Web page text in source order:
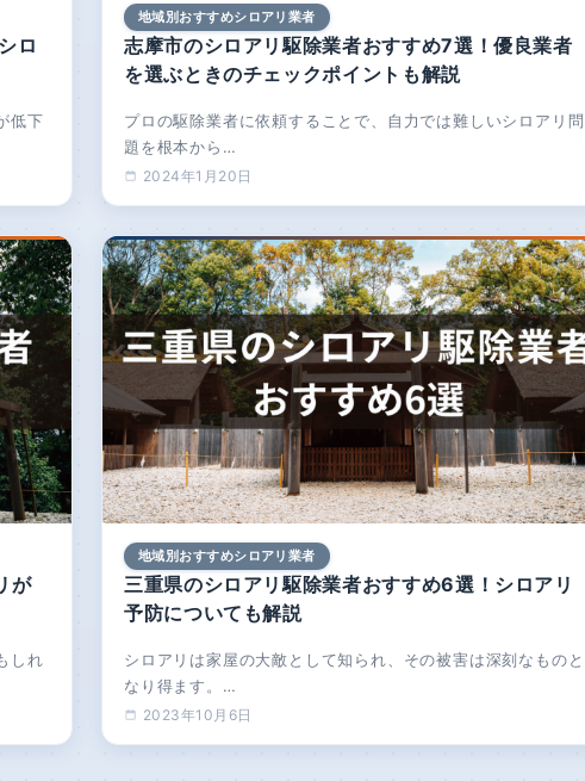
ロ
低下
地域別おすすめシロアリ業者
志摩市のシロアリ駆除業者おすすめ7選！優良業者
を選ぶときのチェックポイントも解説
プロの駆除業者に依頼することで、自力では難しいシロアリ問
題を根本から…
2024年1月20日
が
しれ
地域別おすすめシロアリ業者
三重県のシロアリ駆除業者おすすめ6選！シロアリ
予防についても解説
シロアリは家屋の大敵として知られ、その被害は深刻なものと
なり得ます。…
2023年10月6日